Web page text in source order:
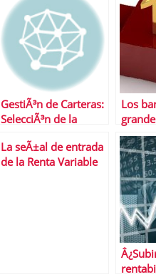
GestiÃ³n de Carteras:
SelecciÃ³n de la
Los
otra
La seÃ±al de entrada
de la Renta Variable